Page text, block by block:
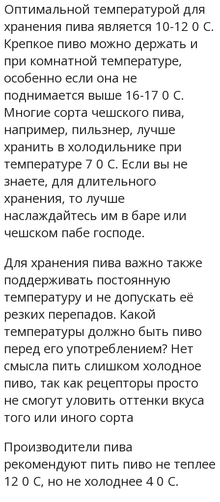
Оптимальной температурой для
хранения пива является 10-12 0 С.
Крепкое пиво можно держать и
при комнатной температуре,
особенно если она не
поднимается выше 16-17 0 С.
Многие сорта чешского пива,
например, пильзнер, лучше
хранить в холодильнике при
температуре 7 0 С. Если вы не
знаете, для длительного
хранения, то лучше
наслаждайтесь им в баре или
чешском пабе господе.
Для хранения пива важно также
поддерживать постоянную
температуру и не допускать её
резких перепадов. Какой
температуры должно быть пиво
перед его употреблением? Нет
смысла пить слишком холодное
пиво, так как рецепторы просто
не смогут уловить оттенки вкуса
того или иного сорта
Производители пива
рекомендуют пить пиво не теплее
12 0 С, но не холоднее 4 0 С.